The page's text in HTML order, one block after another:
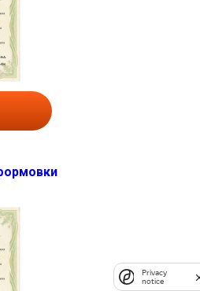
Privacy
notice